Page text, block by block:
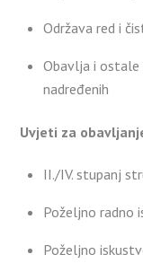
Održava red i
Obavlja i ostale
nadređenih
Uvjeti za
II./IV. stupanj
Poželjno radno
Poželjno